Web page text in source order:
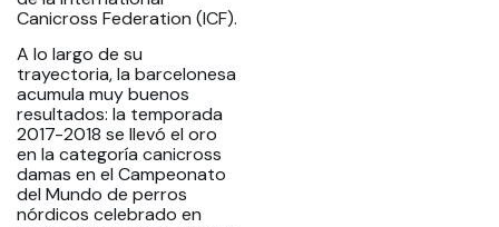
Canicross Federation (ICF).
A lo largo de su
trayectoria, la barcelonesa
acumula muy buenos
resultados: la temporada
2017-2018 se llevó el oro
en la categoría canicross
damas en el Campeonato
del Mundo de perros
nórdicos celebrado en